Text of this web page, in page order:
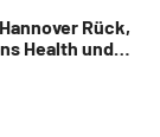
Rück,
Health und